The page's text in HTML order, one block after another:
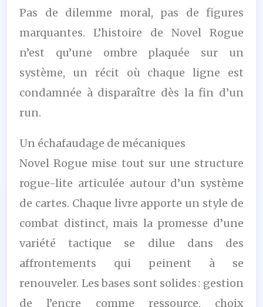
Pas de dilemme moral, pas de figures
marquantes. L’histoire de Novel Rogue
n’est qu’une ombre plaquée sur un
système, un récit où chaque ligne est
condamnée à disparaître dès la fin d’un
run.
Un échafaudage de mécaniques
Novel Rogue mise tout sur une structure
rogue-lite articulée autour d’un système
de cartes. Chaque livre apporte un style de
combat distinct, mais la promesse d’une
variété tactique se dilue dans des
affrontements qui peinent à se
renouveler. Les bases sont solides : gestion
de l’encre comme ressource, choix